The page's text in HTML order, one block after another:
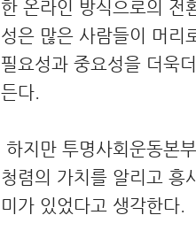
한 온라인 방식으로의 전
성은 많은 사람들이 머리
필요성과 중요성을 더욱
든다.
하지만 투명사회운동본
청렴의 가치를 알리고 흥
미가 있었다고 생각한다.